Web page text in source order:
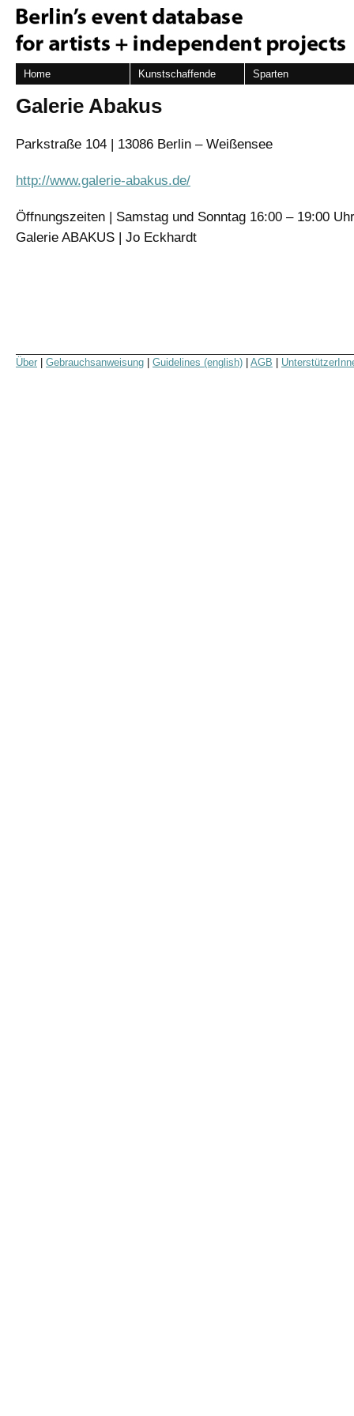
Home Kunstschaffende Sparten
Galerie Abakus
Parkstraße 104 | 13086 Berlin – Weißensee
http://www.galerie-abakus.de/
Öffnungszeiten | Samstag und Sonntag 16:00 – 19:00 Uhr
Galerie ABAKUS | Jo Eckhardt
Über Gebrauchsanweisung Guidelines (english) AGB